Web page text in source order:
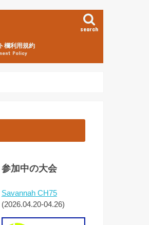
search
欄利用規約
Policy
参加中の大会
Savannah CH75
(2026.04.20-04.26)